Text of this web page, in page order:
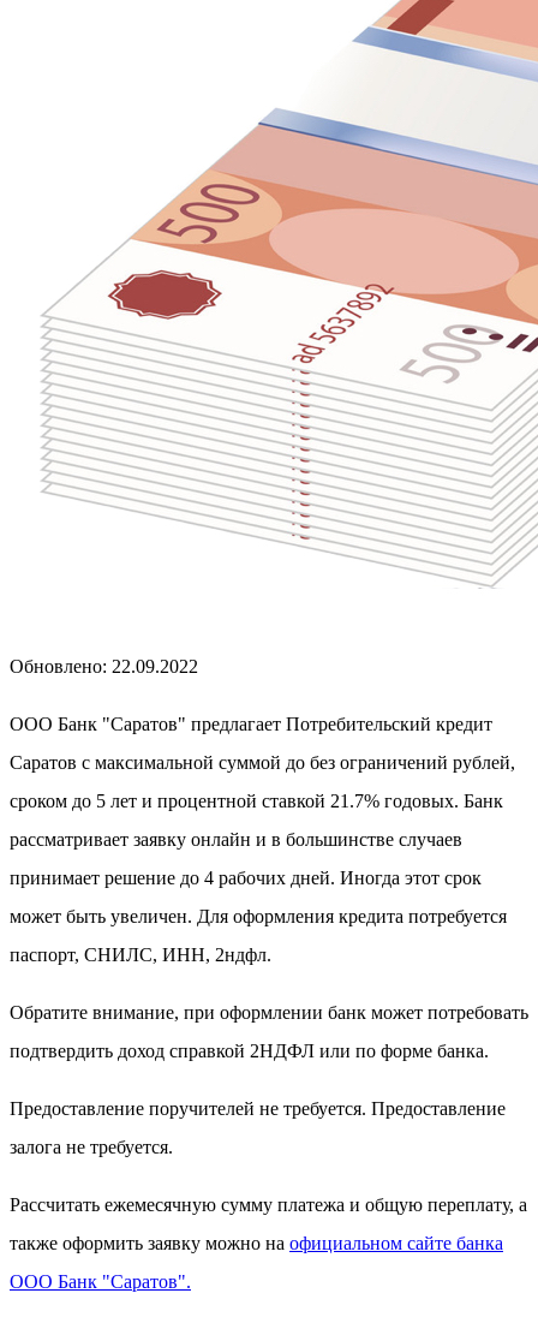
Обновлено: 22.09.2022
ООО Банк "Саратов" предлагает Потребительский кредит
Саратов с максимальной суммой до без ограничений рублей,
сроком до 5 лет и процентной ставкой 21.7% годовых. Банк
рассматривает заявку онлайн и в большинстве случаев
принимает решение до 4 рабочих дней. Иногда этот срок
может быть увеличен. Для оформления кредита потребуется
паспорт, СНИЛС, ИНН, 2ндфл.
Обратите внимание, при оформлении банк может потребовать
подтвердить доход справкой 2НДФЛ или по форме банка.
Предоставление поручителей не требуется. Предоставление
залога не требуется.
Рассчитать ежемесячную сумму платежа и общую переплату, а
также оформить заявку можно на официальном сайте банка
ООО Банк "Саратов".